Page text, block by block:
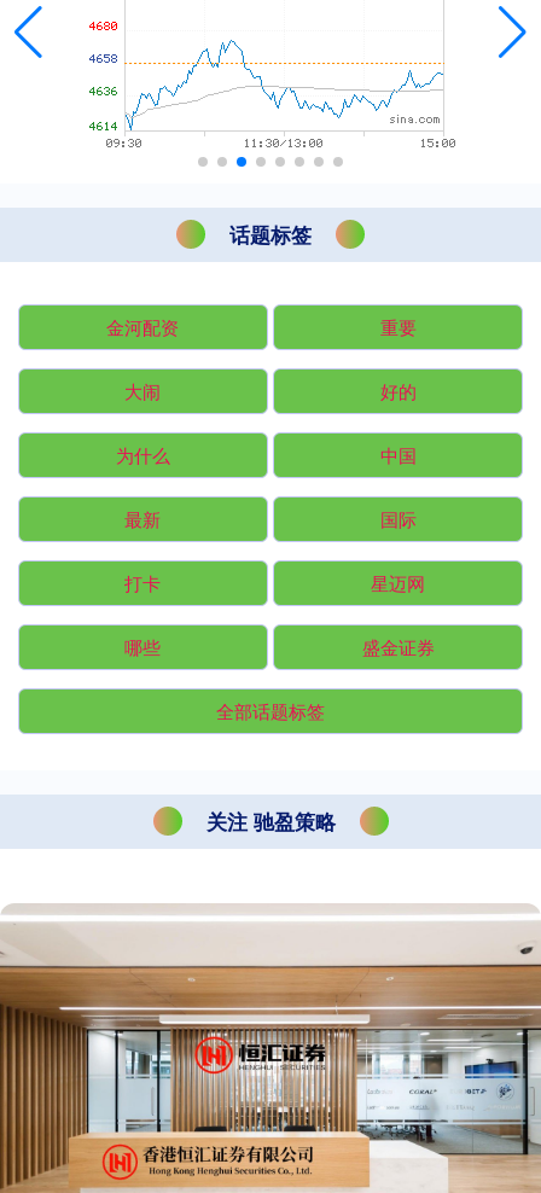
话题标签
金河配资 重要
大闹 好的
为什么 中国
最新 国际
打卡 星迈网
哪些 盛金证券
全部话题标签
关注 驰盈策略